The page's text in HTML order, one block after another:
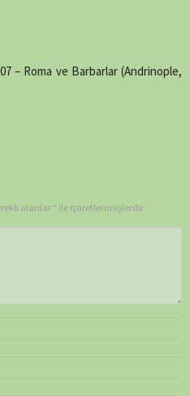
– Roma ve Barbarlar (Andrinople,
alanlar* ile işaretlenmişlerdir